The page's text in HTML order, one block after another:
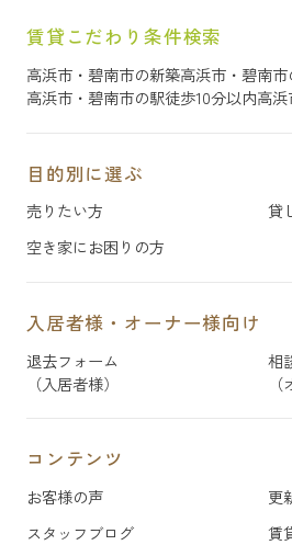
賃貸こだわり条件検索
高浜市・碧南市の新築高浜市・碧南
高浜市・碧南市の駅徒歩10分以内高
目的別に選ぶ
売りたい方
貸
空き家にお困りの方
入居者様・オーナー様向け
退去フォーム
（入居者様）
相
コンテンツ
お客様の声
更
スタッフブログ
賃